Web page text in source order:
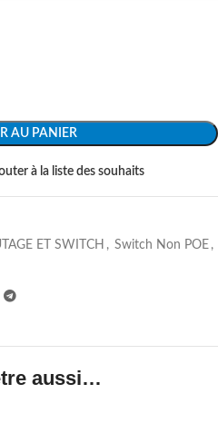
AU PANIER
à la liste des souhaits
ET SWITCH , Switch Non POE ,
aussi…